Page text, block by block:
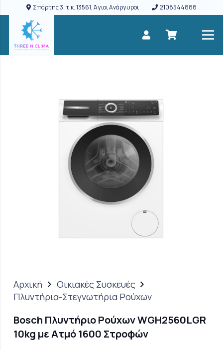
Σπάρτης 3, τ.κ. 13561, Άγιοι Ανάργυροι 2108544888
Αρχική
Οικιακές Συσκευές
Πλυντήρια-Στεγνωτήρια Ρούχων
Bosch Πλυντήριο Ρούχων WGH2560LGR
10kg με Ατμό 1600 Στροφών